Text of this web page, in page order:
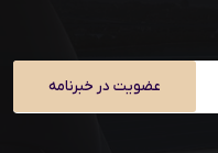
عضویت در خبرنامه